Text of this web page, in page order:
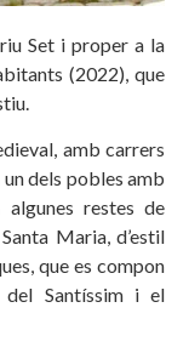
Set i proper a la
(2022), que
amb carrers
dels pobles amb
restes de
Maria, d’estil
que es compon
del Santíssim i el